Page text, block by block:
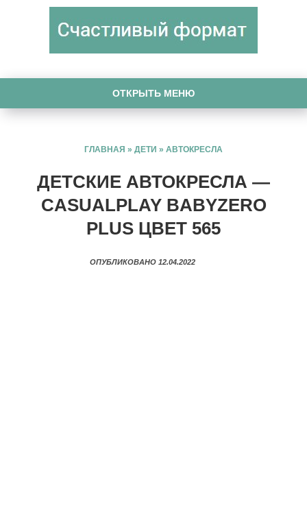
ОТКРЫТЬ МЕНЮ
ГЛАВНАЯ » ДЕТИ » АВТОКРЕСЛА
ДЕТСКИЕ АВТОКРЕСЛА —
CASUALPLAY BABYZERO
PLUS ЦВЕТ 565
ОПУБЛИКОВАНО 12.04.2022